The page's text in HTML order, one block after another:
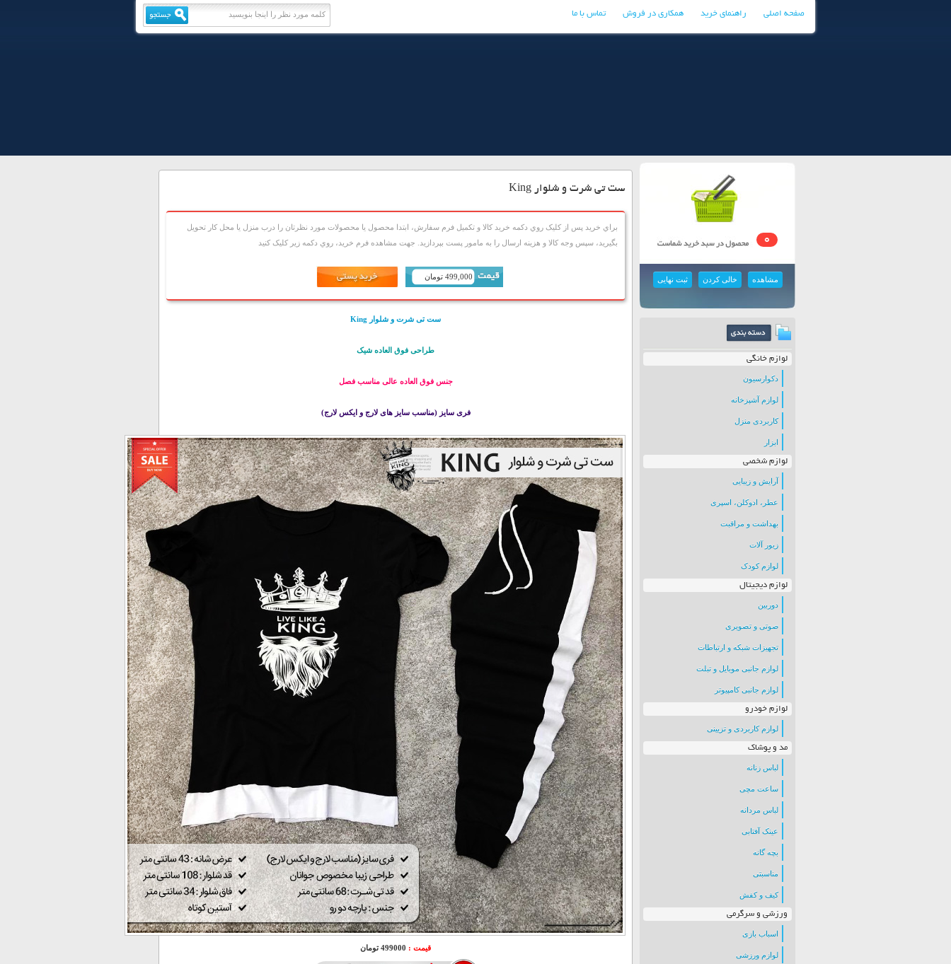
صفحه اصلی راهنمای خرید همکاری در فروش تماس با ما
0
مشاهده خالی کردن ثبت نهایی
لوازم خانگی
دکوارسیون
لوازم آشپزخانه
کاربردی منزل
ابزار
لوازم شخصی
آرایش و زیبایی
عطر، ادوکلن، اسپری
بهداشت و مراقبت
زیور آلات
لوازم کودک
لوازم دیجیتال
دوربین
صوتی و تصویری
تجهیزات شبکه و ارتباطات
لوازم جانبی موبایل و تبلت
لوازم جانبی کامپیوتر
لوازم خودرو
لوازم کاربردی و تزیینی
مد و پوشاک
لباس زنانه
ساعت مچی
لباس مردانه
عینک آفتابی
بچه گانه
مناسبتی
کیف و کفش
ورزشی و سرگرمی
اسباب بازی
لوازم ورزشی
ست تی شرت و شلوار King
براي خريد پس از کليک روي دکمه خريد کالا و تکميل فرم سفارش، ابتدا محصول يا محصولات مورد نظرتان را درب منزل يا محل کار تحويل
بگيريد، سپس وجه کالا و هزينه ارسال را به مامور پست بپردازيد. جهت مشاهده فرم خريد، روي دکمه زير کليک کنيد
499,000 تومان
ست تی شرت و شلوار King
طراحی فوق العاده شیک
جنس فوق العاده عالی مناسب فصل
فری سایز (مناسب سایز های لارج و ایکس لارج)
قیمت : 499000 تومان